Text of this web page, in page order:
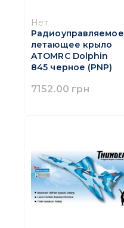
Нет
Радиоуправляемое
летающее крыло
ATOMRC Dolphin
845 черное (PNP)
7152.00 грн